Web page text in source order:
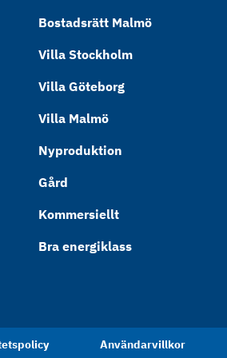
Bostadsrätt Malmö
Villa Stockholm
Villa Göteborg
Villa Malmö
Nyproduktion
Gård
Kommersiellt
Bra energiklass
Användarvillkor